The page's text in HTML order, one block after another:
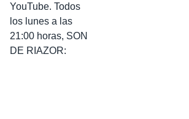
YouTube. Todos
los lunes a las
21:00 horas, SON
DE RIAZOR: